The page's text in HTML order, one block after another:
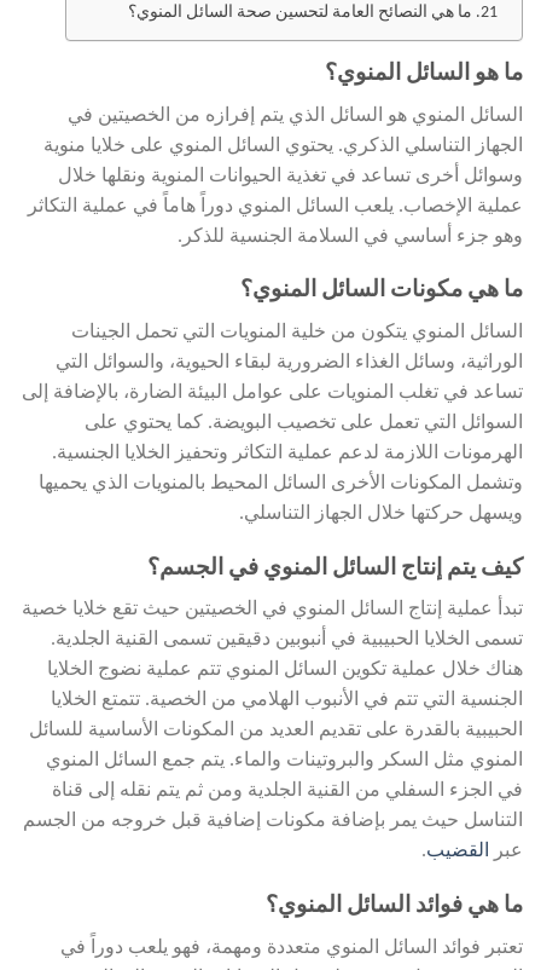
ما هي النصائح العامة لتحسين صحة السائل المنوي؟
ما هو السائل المنوي؟
السائل المنوي هو السائل الذي يتم إفرازه من الخصيتين في
الجهاز التناسلي الذكري. يحتوي السائل المنوي على خلايا منوية
وسوائل أخرى تساعد في تغذية الحيوانات المنوية ونقلها خلال
عملية الإخصاب. يلعب السائل المنوي دوراً هاماً في عملية التكاثر
وهو جزء أساسي في السلامة الجنسية للذكر.
ما هي مكونات السائل المنوي؟
السائل المنوي يتكون من خلية المنويات التي تحمل الجينات
الوراثية، وسائل الغذاء الضرورية لبقاء الحيوية، والسوائل التي
تساعد في تغلب المنويات على عوامل البيئة الضارة، بالإضافة إلى
السوائل التي تعمل على تخصيب البويضة. كما يحتوي على
الهرمونات اللازمة لدعم عملية التكاثر وتحفيز الخلايا الجنسية.
وتشمل المكونات الأخرى السائل المحيط بالمنويات الذي يحميها
ويسهل حركتها خلال الجهاز التناسلي.
كيف يتم إنتاج السائل المنوي في الجسم؟
تبدأ عملية إنتاج السائل المنوي في الخصيتين حيث تقع خلايا خصية
تسمى الخلايا الحبيبية في أنبوبين دقيقين تسمى القنية الجلدية.
هناك خلال عملية تكوين السائل المنوي تتم عملية نضوج الخلايا
الجنسية التي تتم في الأنبوب الهلامي من الخصية. تتمتع الخلايا
الحبيبية بالقدرة على تقديم العديد من المكونات الأساسية للسائل
المنوي مثل السكر والبروتينات والماء. يتم جمع السائل المنوي
في الجزء السفلي من القنية الجلدية ومن ثم يتم نقله إلى قناة
التناسل حيث يمر بإضافة مكونات إضافية قبل خروجه من الجسم
عبر القضيب.
ما هي فوائد السائل المنوي؟
تعتبر فوائد السائل المنوي متعددة ومهمة، فهو يلعب دوراً في